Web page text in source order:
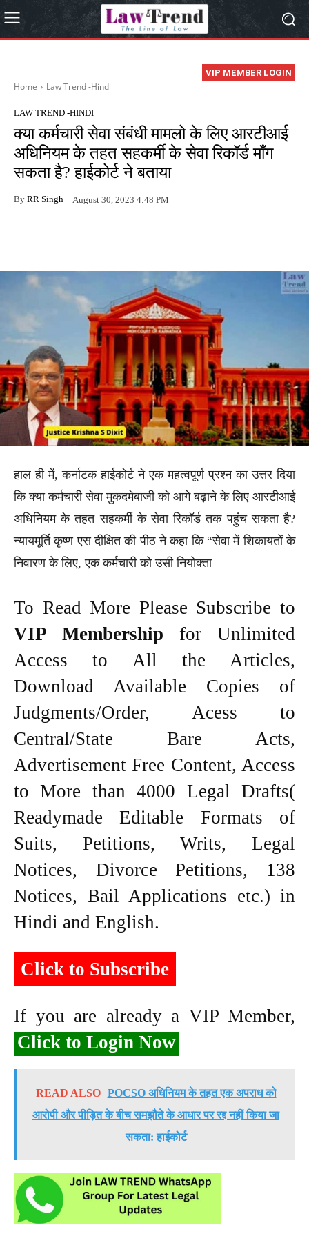
VIP MEMBER LOGIN
Home Law Trend -Hindi
LAW TREND -HINDI
क्या कर्मचारी सेवा संबंधी मामलो के लिए आरटीआई
अधिनियम के तहत सहकर्मी के सेवा रिकॉर्ड माँग
सकता है? हाईकोर्ट ने बताया
By RR Singh August 30, 2023 4:48 PM
हाल ही में, कर्नाटक हाईकोर्ट ने एक महत्वपूर्ण प्रश्न का उत्तर दिया
कि क्या कर्मचारी सेवा मुकदमेबाजी को आगे बढ़ाने के लिए आरटीआई
अधिनियम के तहत सहकर्मी के सेवा रिकॉर्ड तक पहुंच सकता है?
न्यायमूर्ति कृष्ण एस दीक्षित की पीठ ने कहा कि “सेवा में शिकायतों के
निवारण के लिए, एक कर्मचारी को उसी नियोक्ता
To Read More Please Subscribe to
VIP Membership for Unlimited
Access to All the Articles,
Download Available Copies of
Judgments/Order, Acess to
Central/State Bare Acts,
Advertisement Free Content, Access
to More than 4000 Legal Drafts(
Readymade Editable Formats of
Suits, Petitions, Writs, Legal
Notices, Divorce Petitions, 138
Notices, Bail Applications etc.) in
Hindi and English.
Click to Subscribe
If you are already a VIP Member,
Click to Login Now
READ ALSO
POCSO अधिनियम के तहत एक अपराध को
आरोपी और पीड़ित के बीच समझौते के आधार पर रद्द नहीं किया जा
सकता: हाईकोर्ट